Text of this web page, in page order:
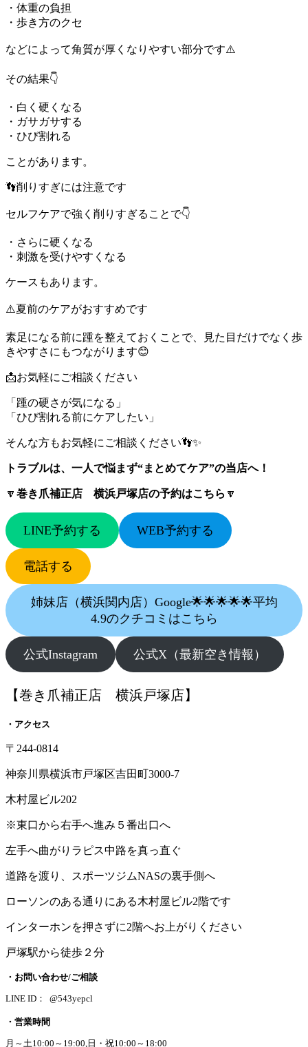
・体重の負担
・歩き方のクセ
などによって角質が厚くなりやすい部分です⚠️
その結果👇
・白く硬くなる
・ガサガサする
・ひび割れる
ことがあります。
👣削りすぎには注意です
セルフケアで強く削りすぎることで👇
・さらに硬くなる
・刺激を受けやすくなる
ケースもあります。
⚠️夏前のケアがおすすめです
素足になる前に踵を整えておくことで、見た目だけでなく歩
きやすさにもつながります😊
📩お気軽にご相談ください
「踵の硬さが気になる」
「ひび割れる前にケアしたい」
そんな方もお気軽にご相談ください👣✨
トラブルは、一人で悩まず“まとめてケア”の当店へ！
🔽 巻き爪補正店 横浜戸塚店の予約はこちら 🔽
LINE予約する WEB予約する
電話する
姉妹店（横浜関内店）Google🌟🌟🌟🌟🌟平均
4.9のクチコミはこちら
公式Instagram 公式X（最新空き情報）
【巻き爪補正店 横浜戸塚店】
・アクセス
〒244-0814
神奈川県横浜市戸塚区吉田町3000-7
木村屋ビル202
※東口から右手へ進み５番出口へ
左手へ曲がりラピス中路を真っ直ぐ
道路を渡り、スポーツジムNASの裏手側へ
ローソンのある通りにある木村屋ビル2階です
インターホンを押さずに2階へお上がりください
戸塚駅から徒歩２分
・お問い合わせ/ご相談
LINE ID： @543yepcl
・営業時間
月～土10:00～19:00,日・祝10:00～18:00